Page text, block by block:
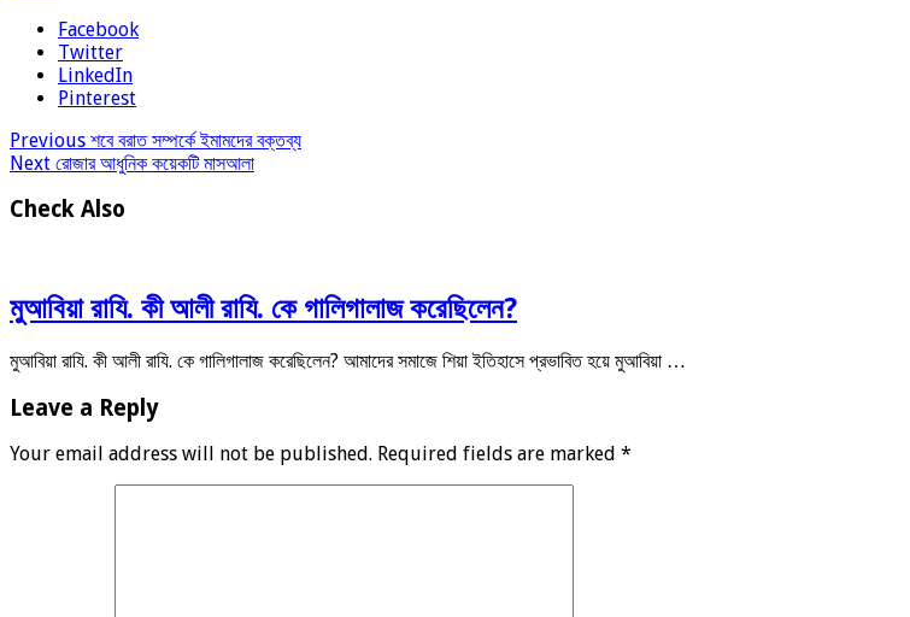
Facebook
Twitter
LinkedIn
Pinterest
Previous শবে বরাত সম্পর্কে ইমামদের বক্তব্য
Next রোজার আধুনিক কয়েকটি মাসআলা
Check Also
মুআবিয়া রাযি. কী আলী রাযি. কে গালিগালাজ করেছিলেন?
মুআবিয়া রাযি. কী আলী রাযি. কে গালিগালাজ করেছিলেন? আমাদের সমাজে শিয়া ইতিহাসে প্রভাবিত হয়ে মুআবিয়া …
Leave a Reply
Your email address will not be published. Required fields are marked *